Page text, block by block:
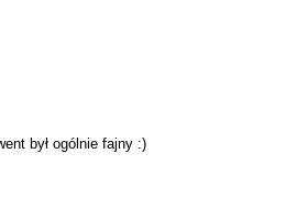
był ogólnie fajny :)